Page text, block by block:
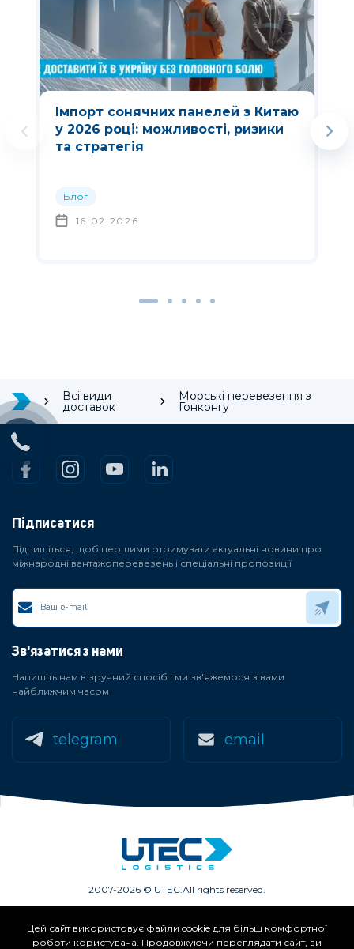
Імпорт сонячних панелей з Китаю
у 2026 році: можливості, ризики
та стратегія
Блог
16.02.2026
Всі види
доставок
Морські перевезення з
Гонконгу
Підписатися
Підпишіться, щоб першими отримувати актуальні новини про
міжнародні вантажоперевезень і спеціальні пропозиції
Зв'язатися з нами
Напишіть нам в зручний спосіб і ми зв'яжемося з вами
найближчим часом
telegram email
2007-2026 © UTEC.All rights reserved.
Членство в асоціаціях:
Цей сайт використовує файли cookie для більш комфортної
роботи користувача. Продовжуючи переглядати сайт, ви